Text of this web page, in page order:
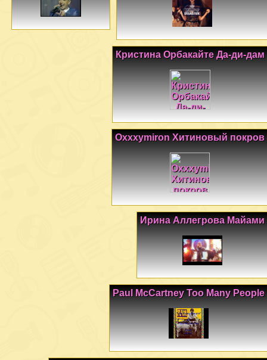
Кристина Орбакайте Да-ди-дам
Oxxxymiron Хитиновый покров
Ирина Аллегрова Майами
Paul McCartney Too Many People